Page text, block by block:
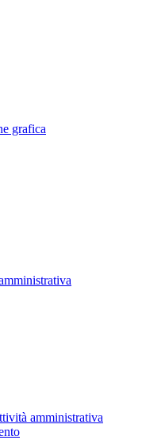
grafica
amministrativa